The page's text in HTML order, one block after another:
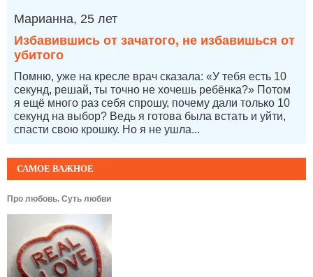
САМОЕ ВАЖНОЕ
Про любовь. Суть любви
Марианна, 25 лет
Избавившись от зачатого, не избавишься от
убитого
Помню, уже на кресле врач сказала: «У тебя есть 10
секунд, решай, ты точно не хочешь ребёнка?» Потом
я ещё много раз себя спрошу, почему дали только 10
секунд на выбор? Ведь я готова была встать и уйти,
спасти свою крошку. Но я не ушла...